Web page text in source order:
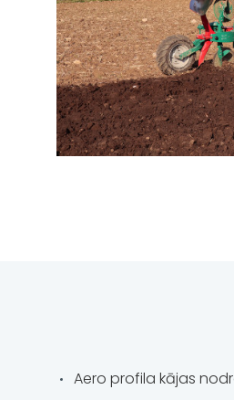
Aero profila kājas